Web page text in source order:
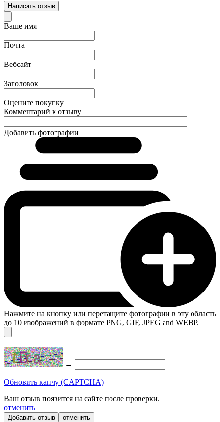
Написать отзыв
Ваше имя
Почта
Вебсайт
Заголовок
Оцените покупку
Комментарий к отзыву
Добавить фотографии
Нажмите на кнопку или перетащите фотографии в эту область
до 10 изображений в формате PNG, GIF, JPEG and WEBP.
→
Обновить капчу (CAPTCHA)
Ваш отзыв появится на сайте после проверки.
отменить
отменить